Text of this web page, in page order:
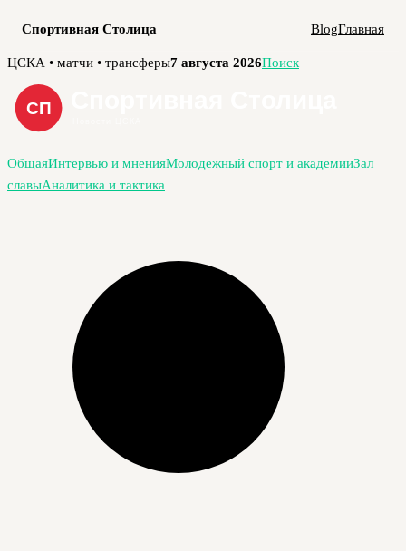
Спортивная Столица BlogГлавная
Перейти
содержимому
ЦСКА • матчи • трансферы7 августа 2026Поиск
ОбщаяИнтервью и мненияМолодежный спорт и академииЗал
славыАналитика и тактика